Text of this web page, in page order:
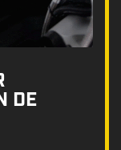
DE